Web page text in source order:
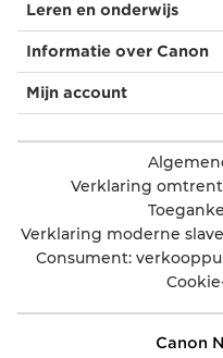
Leren en onderwijs
Informatie over Canon
Mijn account
Verklaring
Verklaring moderne
Consument:
Canon